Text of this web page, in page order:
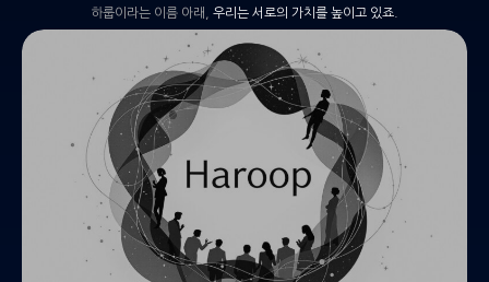
하룹이라는 이름 아래, 우리는 서로의 가치를 높이고 있죠.